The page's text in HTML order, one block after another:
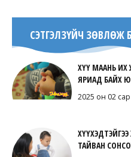
СЭТГЭЛЗҮЙЧ ЗӨВЛӨЖ
ХҮҮ МААНЬ ИХ
ЯРИАД БАЙХ
2025 он 02
ТАЙВАН